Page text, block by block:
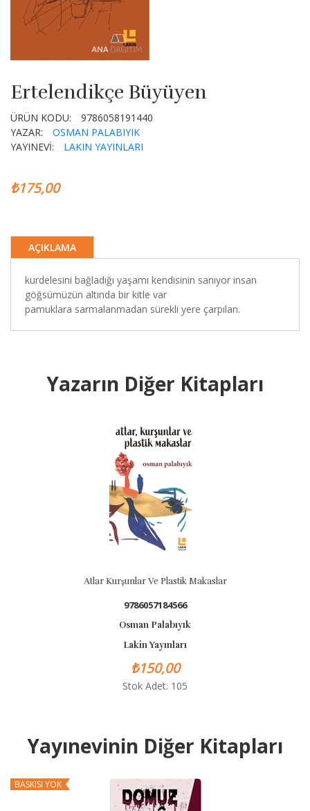
Ertelendikçe Büyüyen
ÜRÜN KODU:
9786058191440
YAZAR:
OSMAN PALABIYIK
YAYINEVİ:
LAKIN YAYINLARI
₺175,00
AÇIKLAMA
kurdelesini bağladığı yaşamı kendisinin sanıyor insan
göğsümüzün altında bir kitle var
pamuklara sarmalanmadan sürekli yere çarpılan.
Yazarın Diğer Kitapları
Atlar Kurşunlar Ve Plastik Makaslar
9786057184566
Osman Palabıyık
Lakin Yayınları
₺150,00
Stok Adet: 105
Yayınevinin Diğer Kitapları
BASKISI YOK